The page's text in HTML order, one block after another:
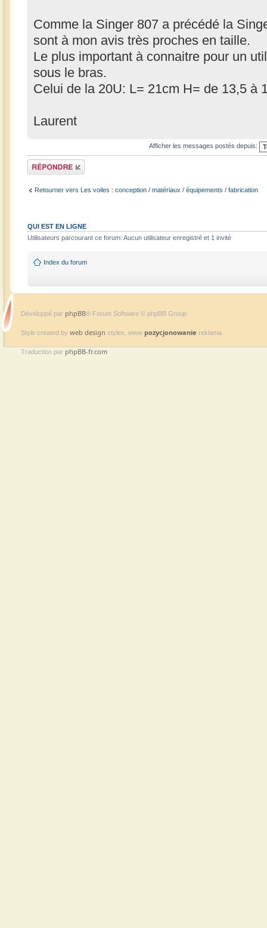
Comme la Singer 807 a précédé la
sont à mon avis très proches en taille.
Le plus important à connaitre pour un
sous le bras.
Celui de la 20U: L= 21cm H= de 13,5 à
Laurent
Afficher les messages postés depuis:
Répondre
Retourner vers Les voiles : conception / matériaux / équipements / fabrication
QUI EST EN LIGNE
Utilisateurs parcourant ce forum: Aucun utilisateur enregistré et 1 invité
Index du forum
Développé par phpBB® Forum Software © phpBB Group
Style created by web design styles, www pozycjonowanie reklama
Traduction par phpBB-fr.com